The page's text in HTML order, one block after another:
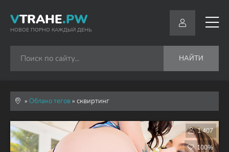
VTRAHE.PW
НОВОЕ ПОРНО КАЖДЫЙ ДЕНЬ
НАЙТИ
» Облако тегов» сквиртинг
1 407
100%